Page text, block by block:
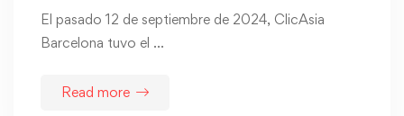
El pasado 12 de septiembre de 2024, ClicAsia
Barcelona tuvo el …
Read more